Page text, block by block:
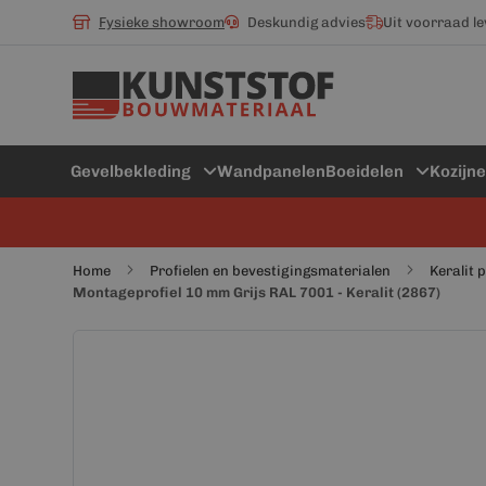
Fysieke showroom Deskundig advies Uit voorraad
Gevelbekleding WandpanelenBoeidelen
Home Profielen en bevestigingsmaterialen Keralit
Montageprofiel 10 mm Grijs RAL 7001 - Keralit (2867)